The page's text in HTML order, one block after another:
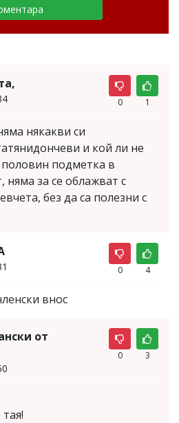
0 1
някакви си
и кой ли не
подметка в
за се облажват с
без да са полезни с
0 4
внос
от
0 3